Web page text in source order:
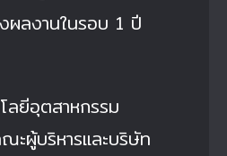
ผลงานในรอบ 1 ปี
ลยีอุตสาหกรรม
ผู้บริหารและบริษัท